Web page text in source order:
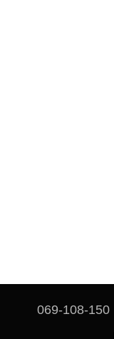
069-108-150